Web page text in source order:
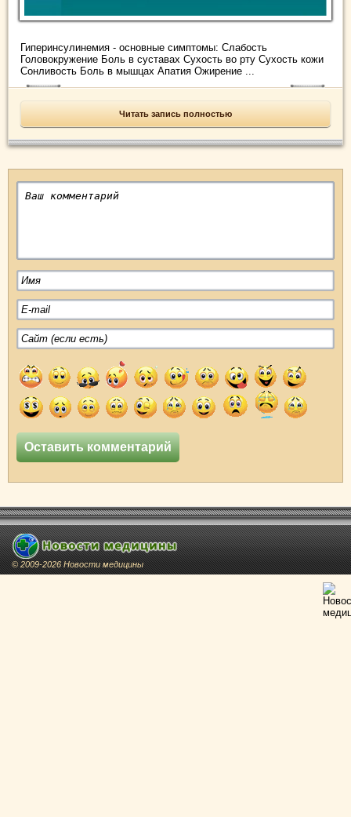
Гиперинсулинемия - основные симптомы: Слабость
Головокружение Боль в суставах Сухость во рту Сухость кожи
Сонливость Боль в мышцах Апатия Ожирение ...
Читать запись полностью
© 2009-2026 Новости медицины